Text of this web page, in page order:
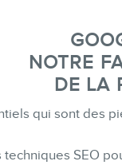
NOTRE
DE LA
qui sont des
techniques SEO